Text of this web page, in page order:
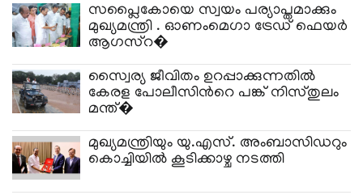
സപ്ലൈകോയെ സ്വയം പര്യാപ്തമാക്കും
മുഖ്യമന്ത്രി . ഓണംമെഗാ ട്രേഡ് ഫെയർ
ആഗസ്റ�
സ്വൈര്യ ജീവിതം ഉറപ്പാക്കുന്നതില്‍
കേരള പോലീസിന്‍റെ പങ്ക് നിസ്തുലം
മന്ത്�
മുഖ്യമന്ത്രിയും യു.എസ്. അംബാസിഡറും
കൊച്ചിയിൽ കൂടിക്കാഴ്ച നടത്തി